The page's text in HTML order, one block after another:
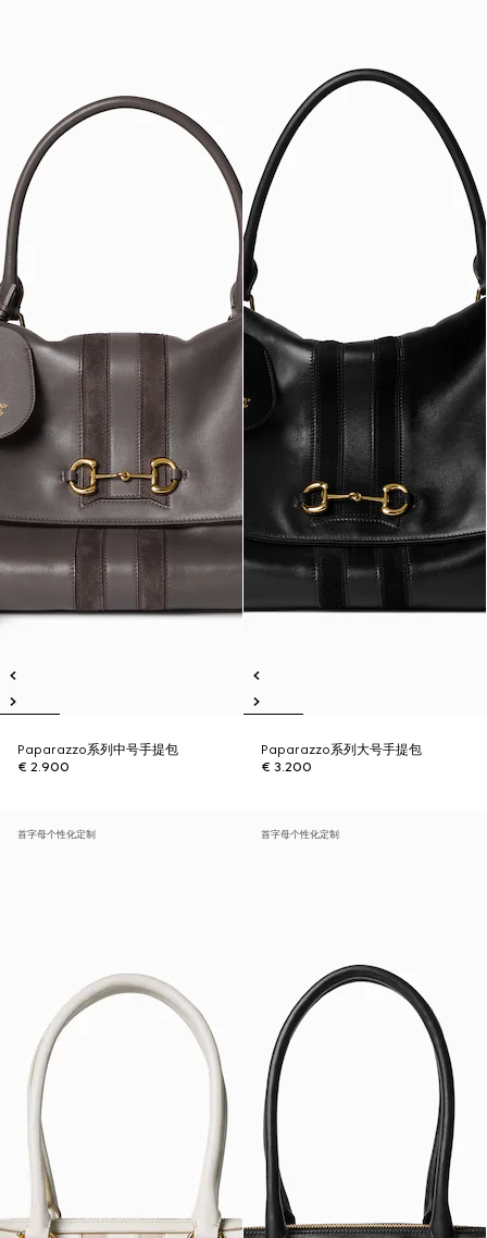
Paparazzo系列中号手提包
€ 2.900
Paparazzo系列大号手提包
€ 3.200
首字母个性化定制 首字母个性化定制